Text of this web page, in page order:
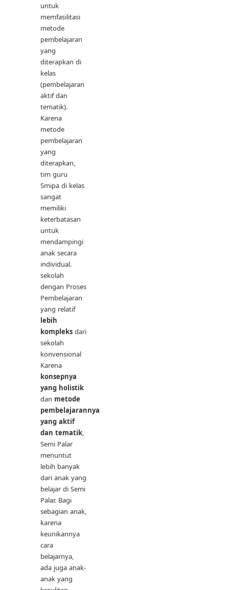
untuk
memfasilitasi
metode
pembelajaran
yang
diterapkan di
kelas
(pembelajaran
aktif dan
tematik).
Karena
metode
pembelajaran
yang
diterapkan,
tim guru
Smipa di kelas
sangat
memiliki
keterbatasan
untuk
mendampingi
anak secara
individual.
sekolah
dengan Proses
Pembelajaran
yang relatif
lebih
kompleksdari
sekolah
konvensional
Karena
konsepnya
yang holistik
dan metode
pembelajarannya
yang aktif
dan tematik,
Semi Palar
menuntut
lebih banyak
dari anak yang
belajar di Semi
Palar. Bagi
sebagian anak,
karena
keunikannya
cara
belajarnya,
ada juga anak-
anak yang